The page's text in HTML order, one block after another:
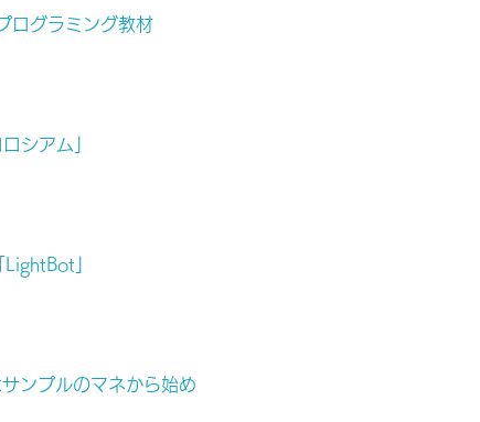
ログラミング教材
シアム」
」
ンプルのマネから始め